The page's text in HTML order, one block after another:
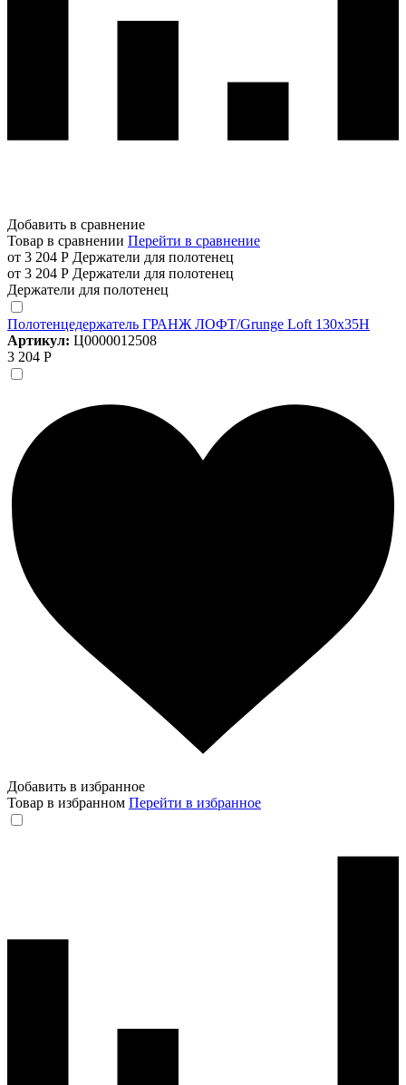
Добавить в сравнение
Товар в сравнении Перейти в сравнение
от 3 204 Р Держатели для полотенец
от 3 204 Р Держатели для полотенец
Держатели для полотенец
Полотенцедержатель ГРАНЖ ЛОФТ/Grunge Loft 130х35Н
Артикул: Ц0000012508
3 204 Р
Добавить в избранное
Товар в избранном Перейти в избранное